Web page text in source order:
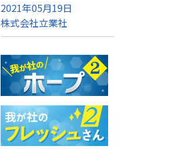
2021年05月19日
株式会社立業社